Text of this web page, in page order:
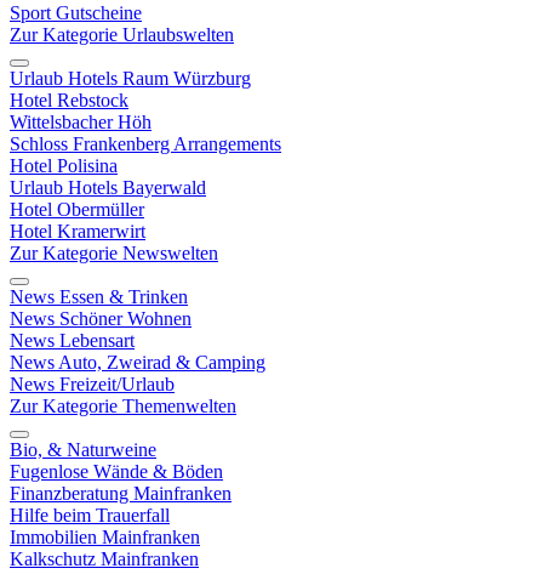
Sport Gutscheine
Zur Kategorie Urlaubswelten
Urlaub Hotels Raum Würzburg
Hotel Rebstock
Wittelsbacher Höh
Schloss Frankenberg Arrangements
Hotel Polisina
Urlaub Hotels Bayerwald
Hotel Obermüller
Hotel Kramerwirt
Zur Kategorie Newswelten
News Essen & Trinken
News Schöner Wohnen
News Lebensart
News Auto, Zweirad & Camping
News Freizeit/Urlaub
Zur Kategorie Themenwelten
Bio, & Naturweine
Fugenlose Wände & Böden
Finanzberatung Mainfranken
Hilfe beim Trauerfall
Immobilien Mainfranken
Kalkschutz Mainfranken